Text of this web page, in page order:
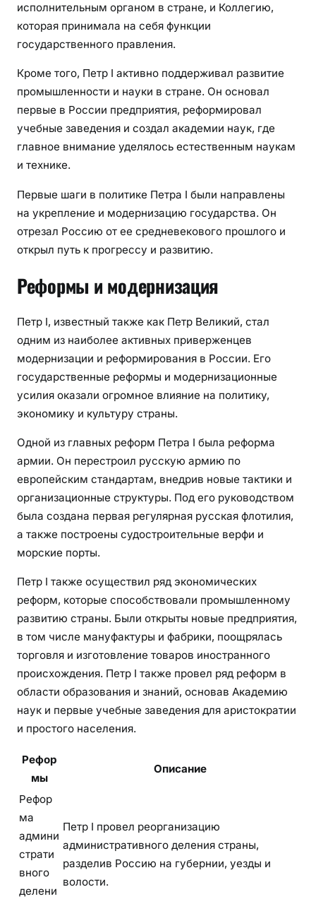
исполнительным органом в стране, и Коллегию,
которая принимала на себя функции
государственного правления.
Кроме того, Петр I активно поддерживал развитие
промышленности и науки в стране. Он основал
первые в России предприятия, реформировал
учебные заведения и создал академии наук, где
главное внимание уделялось естественным наукам
и технике.
Первые шаги в политике Петра I были направлены
на укрепление и модернизацию государства. Он
отрезал Россию от ее средневекового прошлого и
открыл путь к прогрессу и развитию.
Реформы и модернизация
Петр I, известный также как Петр Великий, стал
одним из наиболее активных приверженцев
модернизации и реформирования в России. Его
государственные реформы и модернизационные
усилия оказали огромное влияние на политику,
экономику и культуру страны.
Одной из главных реформ Петра I была реформа
армии. Он перестроил русскую армию по
европейским стандартам, внедрив новые тактики и
организационные структуры. Под его руководством
была создана первая регулярная русская флотилия,
а также построены судостроительные верфи и
морские порты.
Петр I также осуществил ряд экономических
реформ, которые способствовали промышленному
развитию страны. Были открыты новые предприятия,
в том числе мануфактуры и фабрики, поощрялась
торговля и изготовление товаров иностранного
происхождения. Петр I также провел ряд реформ в
области образования и знаний, основав Академию
наук и первые учебные заведения для аристократии
и простого населения.
Рефор
мы
Описание
Рефор
ма
админи
страти
вного
делени
Петр I провел реорганизацию
административного деления страны,
разделив Россию на губернии, уезды и
волости.